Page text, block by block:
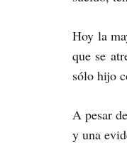
Hoy la
que se
sólo hijo
A pesar
y una